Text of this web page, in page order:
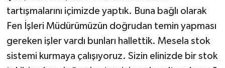
tartışmalarını içimizde yaptık. Buna bağlı olarak
Fen İşleri Müdürümüzün doğrudan temin yapması
gereken işler vardı bunları hallettik. Mesela stok
sistemi kurmaya çalışıyoruz. Sizin elinizde bir stok